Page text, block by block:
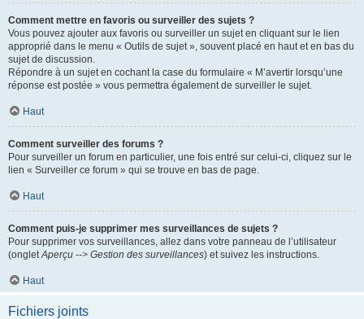
Comment mettre en favoris ou surveiller des sujets ?
Vous pouvez ajouter aux favoris ou surveiller un sujet en cliquant sur le lien
approprié dans le menu « Outils de sujet », souvent placé en haut et en bas du
sujet de discussion.
Répondre à un sujet en cochant la case du formulaire « M’avertir lorsqu’une
réponse est postée » vous permettra également de surveiller le sujet.
Haut
Comment surveiller des forums ?
Pour surveiller un forum en particulier, une fois entré sur celui-ci, cliquez sur le
lien « Surveiller ce forum » qui se trouve en bas de page.
Haut
Comment puis-je supprimer mes surveillances de sujets ?
Pour supprimer vos surveillances, allez dans votre panneau de l’utilisateur
(ongletAperçu --> Gestion des surveillances) et suivez les instructions.
Haut
Fichiers joints